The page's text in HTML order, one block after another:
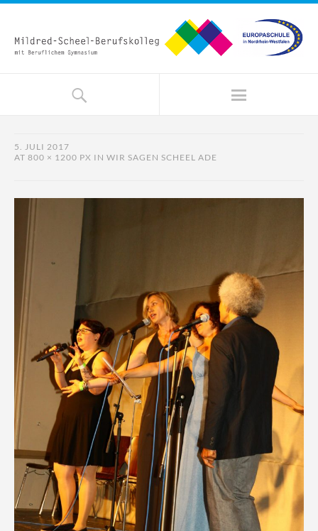
5. JULI 2017
AT 800 × 1200 PX IN WIR SAGEN SCHEEL ADE